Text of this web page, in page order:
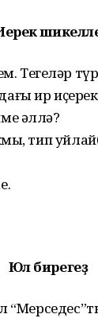
ир
әллә?
тип
Юл бирегеҙ